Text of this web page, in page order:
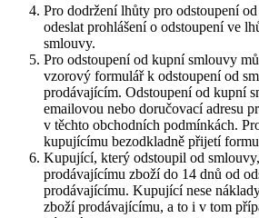
Pro dodržení lhůty pro odstoupení
odeslat prohlášení o odstoupení ve
smlouvy.
Pro odstoupení od kupní smlouvy
vzorový formulář k odstoupení od
prodávajícím. Odstoupení od kupní
emailovou nebo doručovací adresu
v těchto obchodních podmínkách.
kupujícímu bezodkladně přijetí
Kupující, který odstoupil od
prodávajícímu zboží do 14 dnů od
prodávajícímu. Kupující nese
zboží prodávajícímu, a to i v tom